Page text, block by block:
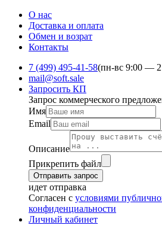
О нас
Доставка и оплата
Обмен и ​возрат
Контакты
7 (499) 495-41-58(пн-вс 9:00 —
mail@soft.sale
Запросить КП
Запрос коммерческого
Имя
Email
Описание
Прикрепить файл
Отправить запрос
идет отправка
Согласен с условиями
конфиденциальности
Личный кабинет